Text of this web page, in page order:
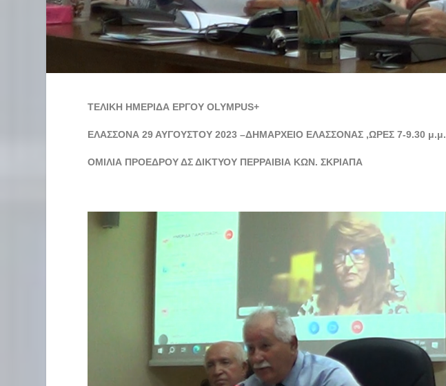
ΤΕΛΙΚΗ ΗΜΕΡΙΔΑ ΕΡΓΟΥOLYMPUS+
ΕΛΑΣΣΟΝΑ 29 ΑΥΓΟΥΣΤΟΥ 2023 –ΔΗΜΑΡΧΕΙΟ ΕΛΑΣΣΟΝΑΣ ,ΩΡΕΣ 7-9.30 μ.μ.
ΟΜΙΛΙΑ ΠΡΟΕΔΡΟΥ ΔΣ ΔΙΚΤΥΟΥ ΠΕΡΡΑΙΒΙΑ ΚΩΝ. ΣΚΡΙΑΠΑ